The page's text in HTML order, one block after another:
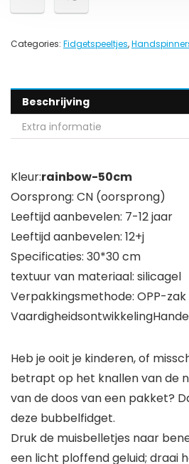
Categories: Fidgetspeeltjes,
Beschrijving
Extra informatie
Kleur:rainbow-50cm
Oorsprong: CN (oorsprong)
Leeftijd aanbevelen: 7-12 jaar
Leeftijd aanbevelen: 12+j
Specificaties: 30*30 cm
textuur van materiaal: silicagel
Verpakkingsmethode: OPP-zak
Heb je ooit je kinderen, of
betrapt op het knallen van de
van de doos van een pakket?
deze bubbelfidget.
Druk de muisbelletjes naar
een licht ploffend geluid; draai